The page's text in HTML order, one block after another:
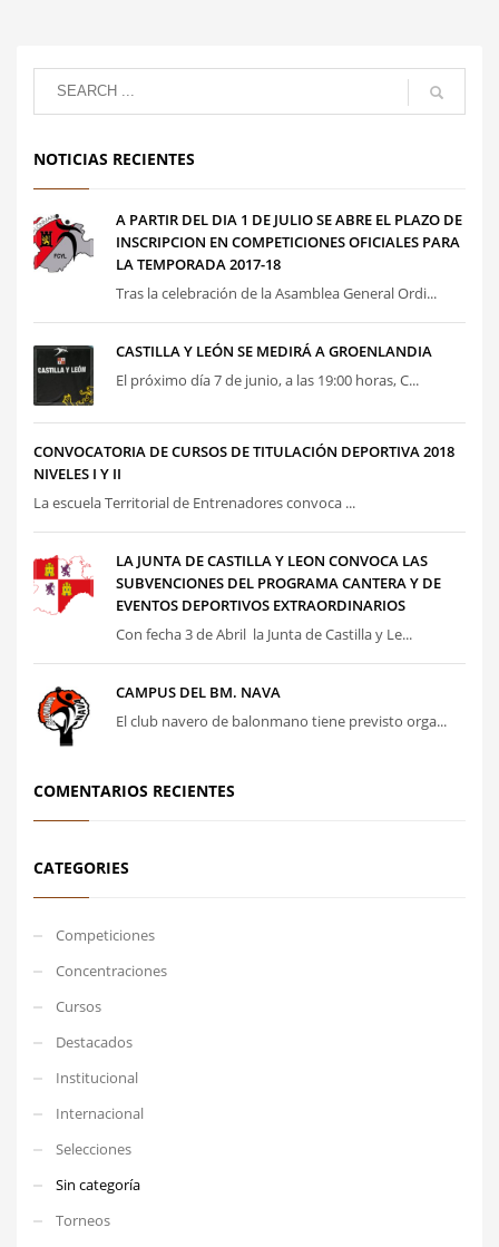
NOTICIAS RECIENTES
A PARTIR DEL DIA 1 DE JULIO SE ABRE EL PLAZO DE
INSCRIPCION EN COMPETICIONES OFICIALES PARA
LA TEMPORADA 2017-18
Tras la celebración de la Asamblea General Ordi...
CASTILLA Y LEÓN SE MEDIRÁ A GROENLANDIA
El próximo día 7 de junio, a las 19:00 horas, C...
CONVOCATORIA DE CURSOS DE TITULACIÓN DEPORTIVA 2018
NIVELES I Y II
La escuela Territorial de Entrenadores convoca ...
LA JUNTA DE CASTILLA Y LEON CONVOCA LAS
SUBVENCIONES DEL PROGRAMA CANTERA Y DE
EVENTOS DEPORTIVOS EXTRAORDINARIOS
Con fecha 3 de Abril la Junta de Castilla y Le...
CAMPUS DEL BM. NAVA
El club navero de balonmano tiene previsto orga...
COMENTARIOS RECIENTES
CATEGORIES
Competiciones
Concentraciones
Cursos
Destacados
Institucional
Internacional
Selecciones
Sin categoría
Torneos